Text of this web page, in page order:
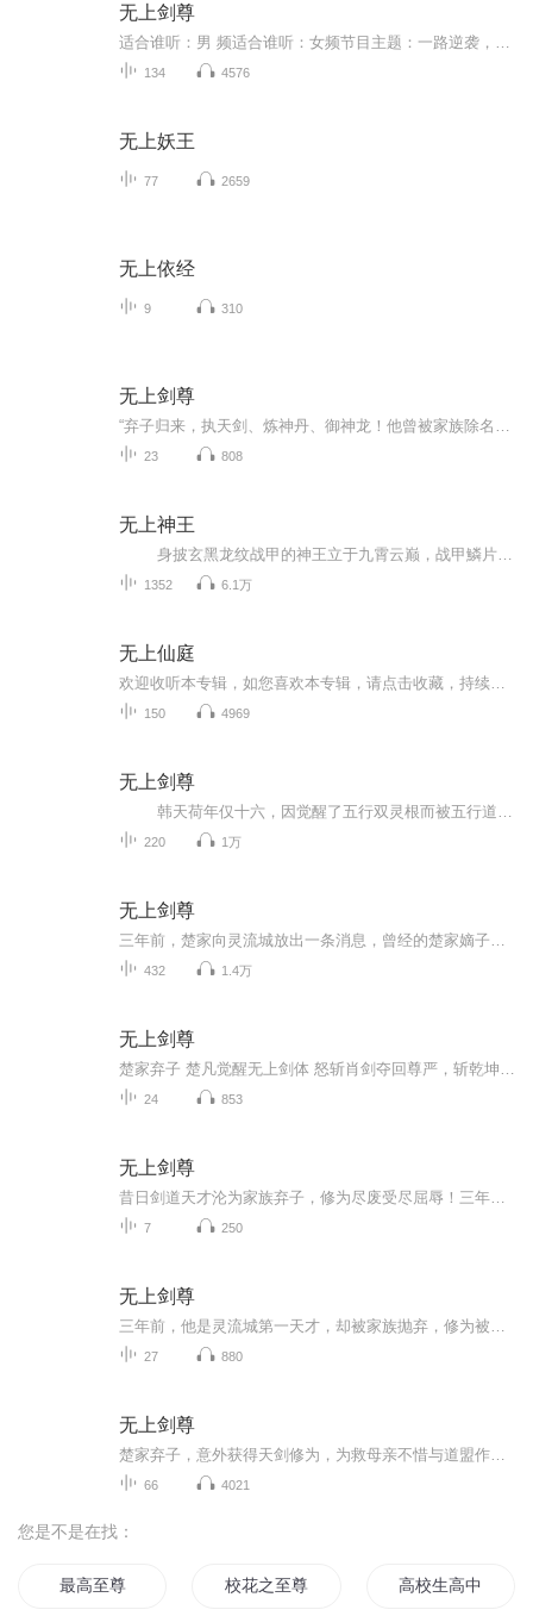
无上剑尊
134 4576
无上妖王
77 2659
无上依经
9 310
无上剑尊
23 808
无上神王
1352 6.1万
无上仙庭
150 4969
无上剑尊
220 1万
无上剑尊
432 1.4万
无上剑尊
24 853
无上剑尊
7 250
无上剑尊
27 880
无上剑尊
66 4021
您是不是在找：
最高至尊 校花之至尊高手 高校生高中生活